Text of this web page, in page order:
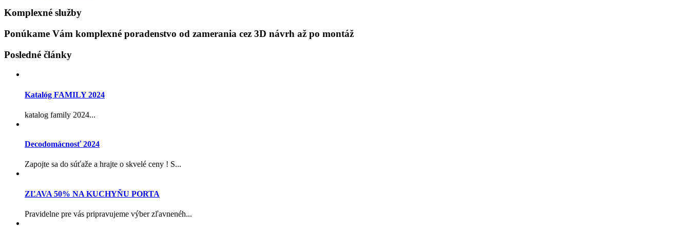
Komplexné služby
Ponúkame Vám komplexné poradenstvo od zamerania cez 3D návrh až po montáž
Posledné články
Katalóg FAMILY 2024
katalog family 2024...
Decodomácnosť 2024
Zapojte sa do súťaže a hrajte o skvelé ceny ! S...
ZĽAVA 50% NA KUCHYŇU PORTA
Pravidelne pre vás pripravujeme výber zľavnenéh...